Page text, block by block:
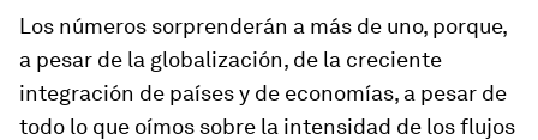
Los números sorprenderán a más de uno, porque,
a pesar de la globalización, de la creciente
integración de países y de economías, a pesar de
todo lo que oímos sobre la intensidad de los flujos